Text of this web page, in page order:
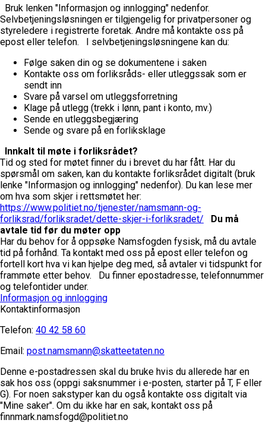
Bruk lenken "Informasjon og innlogging" nedenfor.
Selvbetjeningsløsningen er tilgjengelig for privatpersoner og
styreledere i registrerte foretak. Andre må kontakte oss på
epost eller telefon.
I selvbetjeningsløsningene kan du:
Følge saken din og se dokumentene i saken
Kontakte oss om forliksråds- eller utleggssak som er
sendt inn
Svare på varsel om utleggsforretning
Klage på utlegg (trekk i lønn, pant i konto, mv.)
Sende en utleggsbegjæring
Sende og svare på en forliksklage
Innkalt til møte i forliksrådet?
Tid og sted for møtet finner du i brevet du har fått. Har du
spørsmål om saken, kan du kontakte forliksrådet digitalt (bruk
lenke "Informasjon og innlogging" nedenfor). Du kan lese mer
om hva som skjer i rettsmøtet her:
https://www.politiet.no/tjenester/namsmann-og-
forliksrad/forliksradet/dette-skjer-i-forliksradet/
Du må
avtale tid før du møter opp
Har du behov for å oppsøke Namsfogden fysisk, må du avtale
tid på forhånd. Ta kontakt med oss på epost eller telefon og
fortell kort hva vi kan hjelpe deg med, så avtaler vi tidspunkt for
frammøte etter behov.
Du finner epostadresse, telefonnummer
og telefontider under.
Informasjon og innlogging
Kontaktinformasjon
Telefon: 40 42 58 60
Email: post.namsmann@skatteetaten.no
Denne e-postadressen skal du bruke hvis du allerede har en
sak hos oss (oppgi saksnummer i e-posten, starter på T, F eller
G). For noen sakstyper kan du også kontakte oss digitalt via
"Mine saker". Om du ikke har en sak, kontakt oss på
finnmark.namsfogd@politiet.no